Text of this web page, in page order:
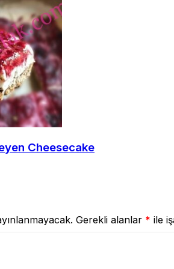
Cheesecake
Gerekli alanlar * ile